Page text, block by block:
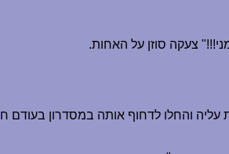
צעקה סוזן על האחות.
והחלו לדחוף אותה במסדרון בעודם